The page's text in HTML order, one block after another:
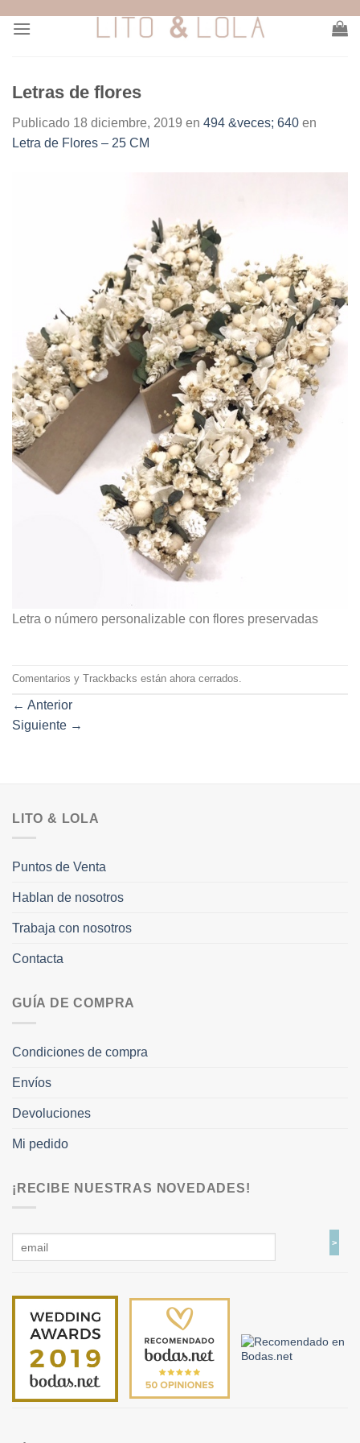
Letras de flores
Publicado 18 diciembre, 2019 en 494 &veces; 640 en
Letra de Flores – 25 CM
Letra o número personalizable con flores preservadas
Comentarios y Trackbacks están ahora cerrados.
← Anterior
Siguiente →
LITO & LOLA
Puntos de Venta
Hablan de nosotros
Trabaja con nosotros
Contacta
GUÍA DE COMPRA
Condiciones de compra
Envíos
Devoluciones
Mi pedido
¡RECIBE NUESTRAS NOVEDADES!